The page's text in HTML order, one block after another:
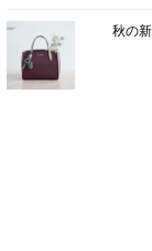
秋の